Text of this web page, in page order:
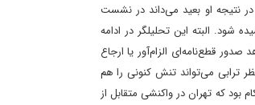
نتیجه او ‌بعید می‌داند ‌در نشست
شود‌. البته این تحلیلگر در ادامه
قطع‌نامه‌ای الزام‌آور یا ارجاع
ترابی می‌تواند تنش کنونی را هم
که تهران در واکنشی متقابل از